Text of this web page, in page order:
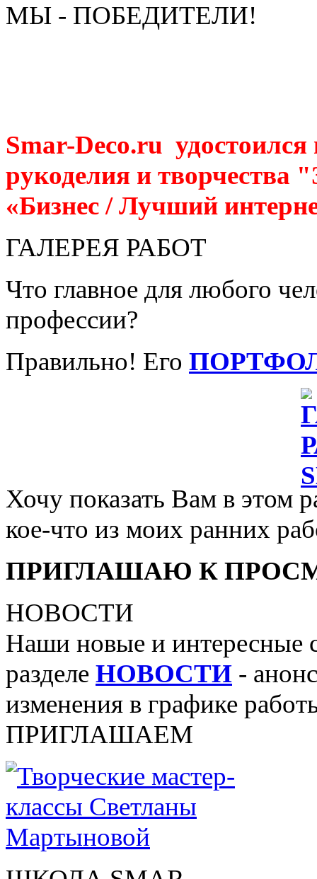
МЫ - ПОБЕДИТЕЛИ!
Smar-Deco.ru
рукоделия и творчества
«Бизнес / Лучший
ГАЛЕРЕЯ РАБОТ
Что главное для любого
профессии?
Правильно! Его
Хочу показать Вам в этом
кое-что из моих ранних
ПРИГЛАШАЮ К
НОВОСТИ
Наши новые и интересные
разделе НОВОСТИ -
изменения в графике
ПРИГЛАШАЕМ